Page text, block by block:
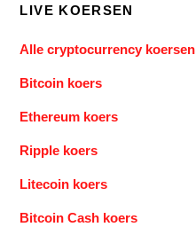
LIVE KOERSEN
Alle cryptocurrency koersen
Bitcoin koers
Ethereum koers
Ripple koers
Litecoin koers
Bitcoin Cash koers